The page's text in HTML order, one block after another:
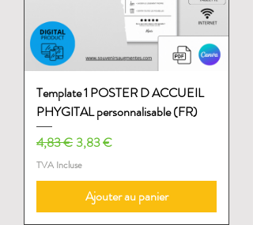
Template 1 POSTER D ACCUEIL
PHYGITAL personnalisable (FR)
Prix original
4,83 € Prix promotionnel
3,83 €
TVA Incluse
Ajouter au panier